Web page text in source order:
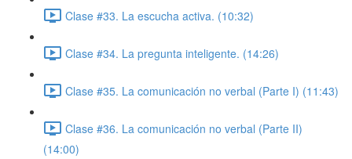
Clase #33. La escucha activa. (10:32)
Clase #34. La pregunta inteligente. (14:26)
Clase #35. La comunicación no verbal (Parte I) (11:43)
Clase #36. La comunicación no verbal (Parte II)
(14:00)